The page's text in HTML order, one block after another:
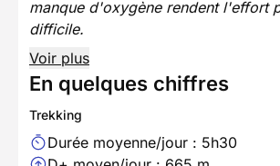
manque d'oxygène rendent l'effort
difficile.
Voir plus
En quelques chiffres
Trekking
Durée moyenne/jour : 5h30